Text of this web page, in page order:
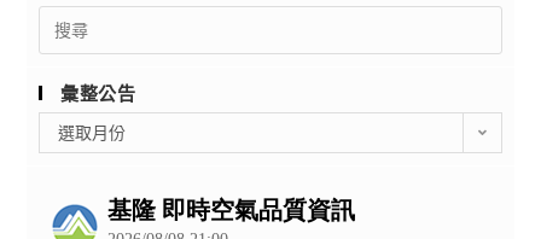
Search
for:
彙整公告
整
選取月份